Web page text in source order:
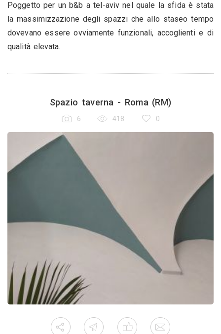
Poggetto per un b&b a tel-aviv nel quale la sfida è stata
la massimizzazione degli spazzi che allo staseo tempo
dovevano essere ovviamente funzionali, accoglienti e di
qualità elevata.
Spazio taverna - Roma (RM)
6 418 0